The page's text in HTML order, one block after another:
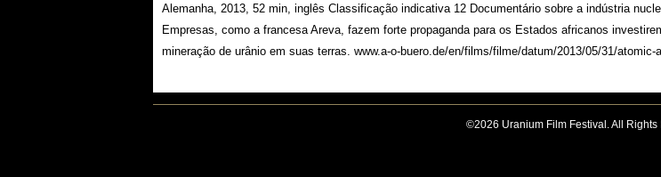
Alemanha, 2013, 52 min, inglês Classificação indicativa 12 Documentário sobre a indústria
Empresas, como a francesa Areva, fazem forte propaganda para os Estados africanos
mineração de urânio em suas terras. www.a-o-buero.de/en/films/filme/datum/2013/05/31/atomic-
©2026 Uranium Film Festival. All Rights